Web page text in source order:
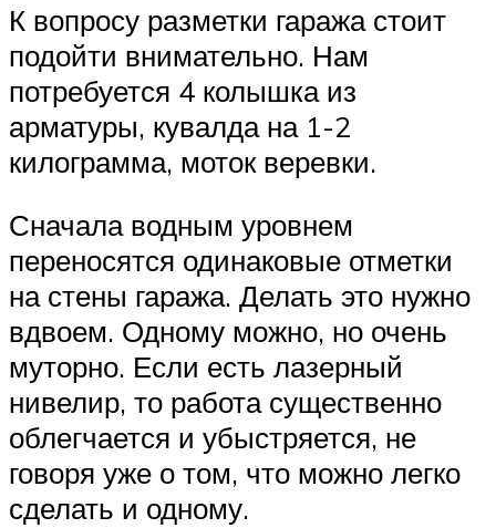
К вопросу разметки гаража стоит
подойти внимательно. Нам
потребуется 4 колышка из
арматуры, кувалда на 1-2
килограмма, моток веревки.
Сначала водным уровнем
переносятся одинаковые отметки
на стены гаража. Делать это нужно
вдвоем. Одному можно, но очень
муторно. Если есть лазерный
нивелир, то работа существенно
облегчается и убыстряется, не
говоря уже о том, что можно легко
сделать и одному.